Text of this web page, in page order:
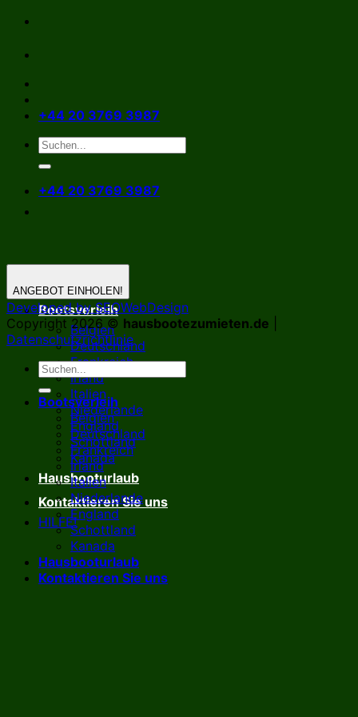
Zum
springen
+44 20 3769 3987
+44 20 3769 3987
Bootsverleih
Belgien
Deutschland
Frankreich
Irland
Italien
Niederlande
England
Schottland
Kanada
Hausbooturlaub
Kontaktieren Sie uns
HILFE!
ANGEBOT EINHOLEN!
Developed by SEOWebDesign
Copyright 2026 © hausbootezumieten.de
Datenschutzrichtlinie
Bootsverleih
Belgien
Deutschland
Frankreich
Irland
Italien
Niederlande
England
Schottland
Kanada
Hausbooturlaub
Kontaktieren Sie uns